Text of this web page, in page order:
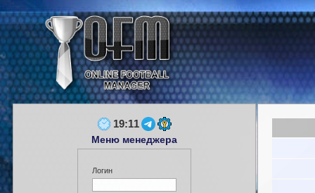
19:11
Меню менеджера
Логин